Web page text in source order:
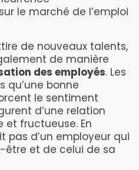
le marché de l’emploi
de nouveaux talents,
de manière
des employés. Les
qu’une bonne
le sentiment
d’une relation
et fructueuse. En
pas d’un employeur qui
être et de celui de sa